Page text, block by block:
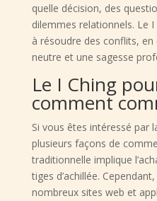
quelle décision, des
dilemmes relationnels. Le
à résoudre des conflits,
neutre et une sagesse
Le I Ching
comment
Si vous êtes intéressé par
plusieurs façons de
traditionnelle implique
tiges d’achillée.
nombreux sites web et